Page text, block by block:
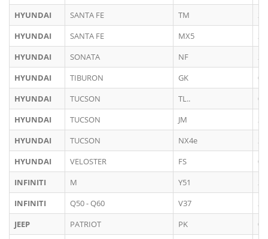
HYUNDAI
SANTA FE TM
HYUNDAI
SANTA FE MX5
HYUNDAI
SONATA NF
HYUNDAI
TIBURON GK
HYUNDAI
TUCSON TL..
HYUNDAI
TUCSON JM
HYUNDAI
TUCSON NX4e
HYUNDAI
VELOSTER FS
INFINITI
M Y51
INFINITI
Q50 - Q60 V37
JEEP
PATRIOT PK